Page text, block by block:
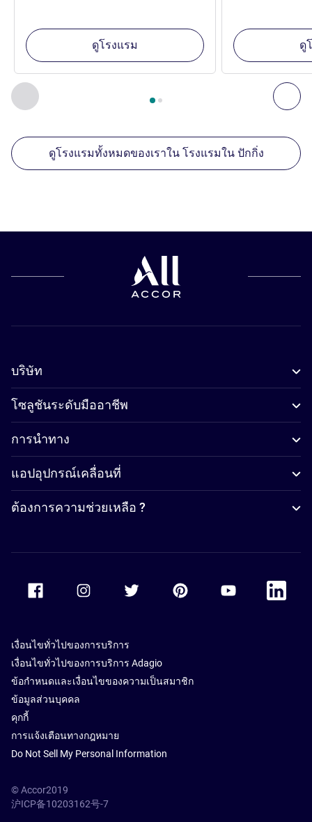
ก่อนหน้า - สถานประกอบการอื่นของเราที่อยู่ใกล้เคียง ถั
หน้า1 , สถานประกอบการอื่นของเราที่อยู่ใกล้เคียง 1 :,
ดูโรงแรม ดู
ดูโรงแรมทั้งหมดของเราใน โรงแรมใน ปักกิ่ง
บริษัท
โซลูชันระดับมืออาชีพ
การนำทาง
แอปอุปกรณ์เคลื่อนที่
ต้องการความช่วยเหลือ ?
Accor Facebook Accor TwitterAccor PinterestAccor Youtube
Accor
เงื่อนไขทั่วไปของการบริการ
เงื่อนไขทั่วไปของการบริการ Adagio
ข้อกำหนดและเงื่อนไขของความเป็นสมาชิก
ข้อมูลส่วนบุคคล
คุกกี้
การแจ้งเตือนทางกฎหมาย
Do Not Sell My Personal Information
© Accor2019
沪ICP备10203162号-7